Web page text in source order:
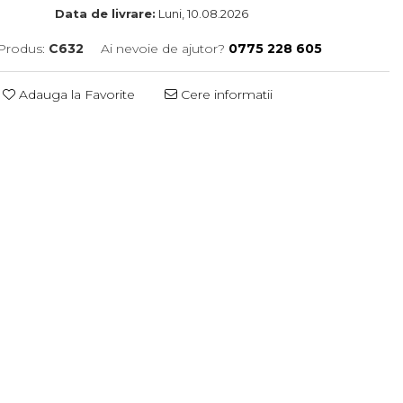
Data de livrare: Luni, 10.08.2026
C632 Ai nevoie de ajutor? 0775 228 605
Adauga la Favorite Cere informatii